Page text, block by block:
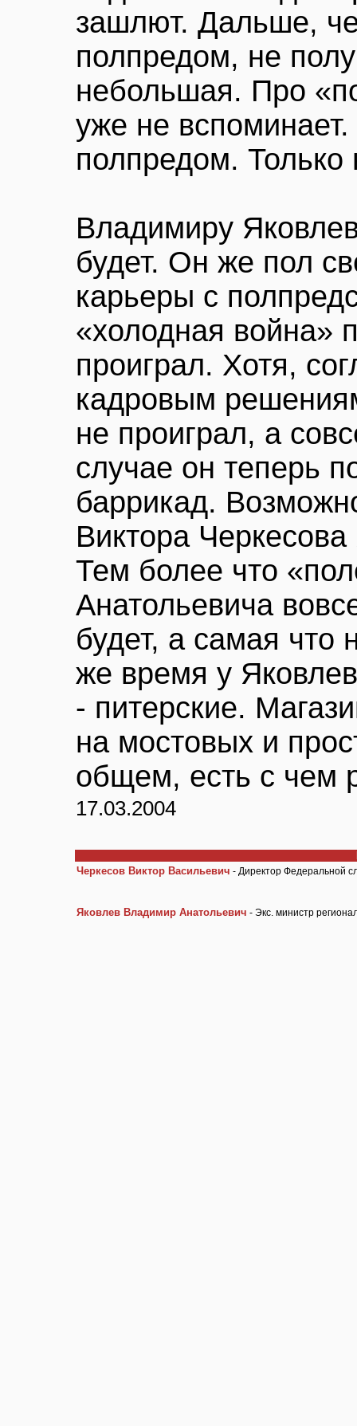
зашлют. Дальше,
полпредом, не
небольшая. Про
уже не
полпредом. Только
Владимиру
будет. Он же пол
карьеры с
«холодная война»
проиграл. Хотя,
кадровым
не проиграл, а
случае он теперь
баррикад.
Виктора
Тем более что
Анатольевича
будет, а самая что
же время у
- питерские.
на мостовых и
общем, есть с чем
17.03.2004
Черкесов Виктор Васильевич - Директор Федеральной
Яковлев Владимир Анатольевич - Экс. министр